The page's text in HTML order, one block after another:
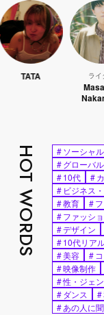
Masahiro
Nakamura
HOT WORDS #ソーシャ
#グローバル
#10代 #
# ビジネス
#教育 #
#ファッシ
#デザイン
#10代リア
#美容 #
#映像制作
#性・ジェ
#ダンス #
#あの人に